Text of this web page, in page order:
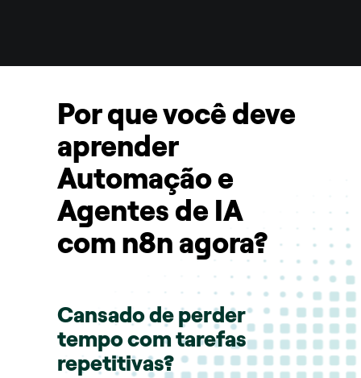
Por que você deve
aprender
Automação e
Agentes de IA
com n8n agora?
Cansado de perder
tempo com tarefas
repetitivas?